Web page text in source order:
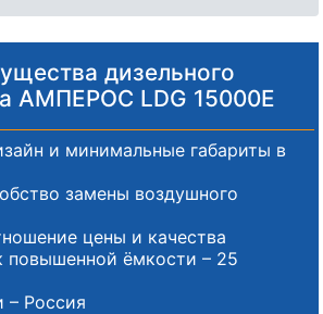
дизельного
АМПЕРОС LDG 15000E
и минимальные габариты в
замены воздушного
цены и качества
повышенной ёмкости – 25
– Россия